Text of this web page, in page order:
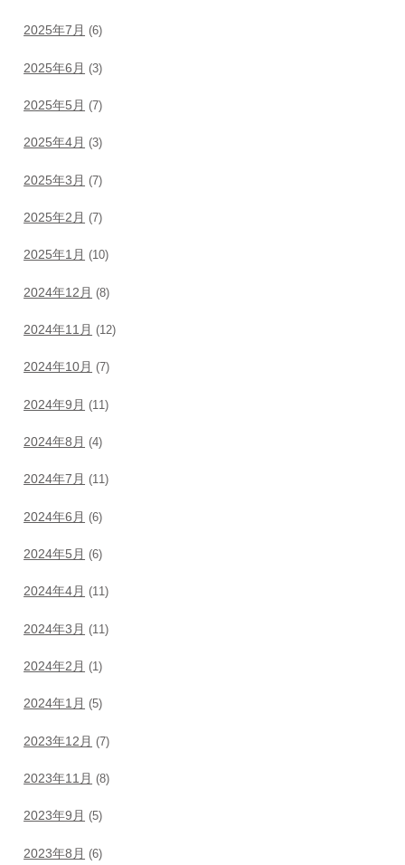
2025年7月 (6)
2025年6月 (3)
2025年5月 (7)
2025年4月 (3)
2025年3月 (7)
2025年2月 (7)
2025年1月 (10)
2024年12月 (8)
2024年11月 (12)
2024年10月 (7)
2024年9月 (11)
2024年8月 (4)
2024年7月 (11)
2024年6月 (6)
2024年5月 (6)
2024年4月 (11)
2024年3月 (11)
2024年2月 (1)
2024年1月 (5)
2023年12月 (7)
2023年11月 (8)
2023年9月 (5)
2023年8月 (6)